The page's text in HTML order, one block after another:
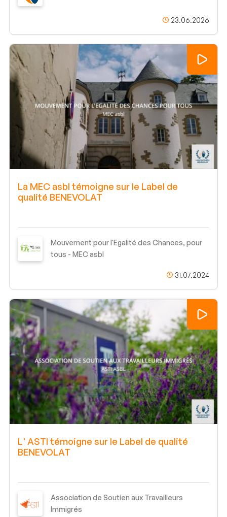
23.06.2026
La MEC asbl témoigne sur le Label de
qualité BENEVOLAT
Mouvement pour l'Egalité des Chances, pour
tous - MEC asbl
31.07.2024
L' ASTI témoigne sur le Label de qualité
BENEVOLAT
Association de Soutien aux Travailleurs
Immigrés